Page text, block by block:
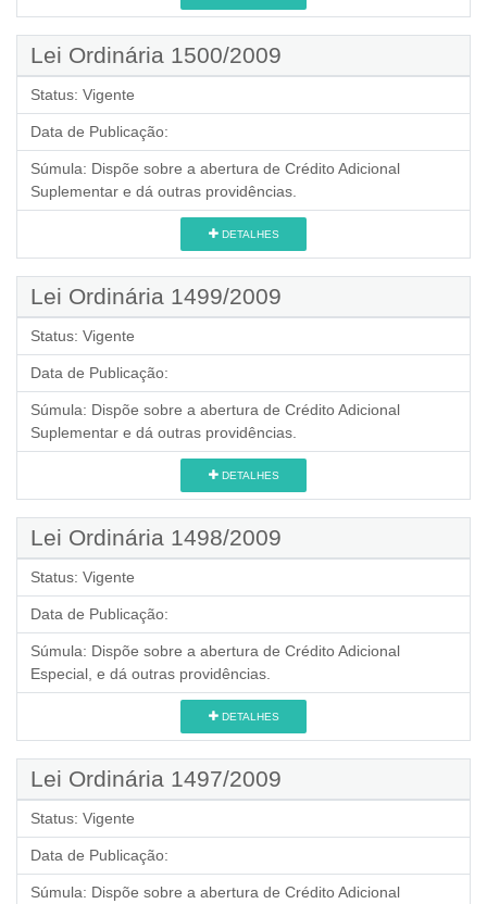
Lei Ordinária 1500/2009
Status: Vigente
Data de Publicação:
Súmula: Dispõe sobre a abertura de Crédito Adicional
Suplementar e dá outras providências.
DETALHES
Lei Ordinária 1499/2009
Status: Vigente
Data de Publicação:
Súmula: Dispõe sobre a abertura de Crédito Adicional
Suplementar e dá outras providências.
DETALHES
Lei Ordinária 1498/2009
Status: Vigente
Data de Publicação:
Súmula: Dispõe sobre a abertura de Crédito Adicional
Especial, e dá outras providências.
DETALHES
Lei Ordinária 1497/2009
Status: Vigente
Data de Publicação:
Súmula: Dispõe sobre a abertura de Crédito Adicional